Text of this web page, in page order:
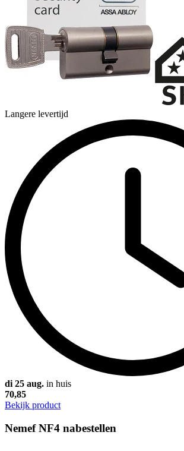
Langere levertijd
di 25 aug. in huis
70,85
Bekijk product
Nemef NF4 nabestellen